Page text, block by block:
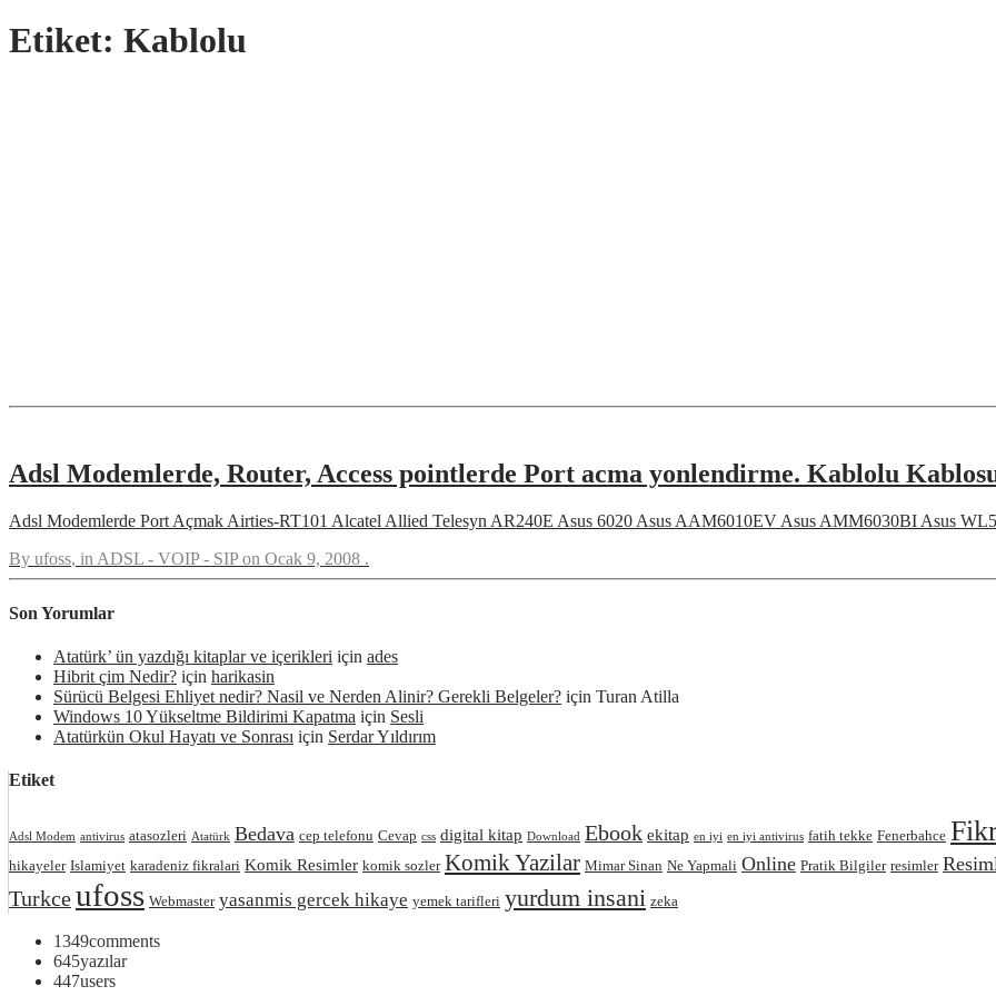
Etiket: Kablolu
Adsl Modemlerde, Router, Access pointlerde Port acma yonlendirme. Kablolu
Adsl Modemlerde Port Açmak Airties-RT101 Alcatel Allied Telesyn AR240E Asus 6020 Asus AAM6010EV Asus AMM6030BI Asus
By ufoss, in ADSL - VOIP - SIPon Ocak 9, 2008 .
Son Yorumlar
Atatürk’ ün yazdığı kitaplar ve içerikleri için ades
Hibrit çim Nedir? için harikasin
Sürücü Belgesi Ehliyet nedir? Nasil ve Nerden Alinir? Gerekli Belgeler? için Turan Atilla
Windows 10 Yükseltme Bildirimi Kapatma için Sesli
Atatürkün Okul Hayatı ve Sonrası için Serdar Yıldırım
Etiket
Adsl Modem antivirus atasozleri Atatürk Bedava cep telefonu Cevap css digital kitap Download Ebook ekitap en iyi en iyi antivirus fatih tekke Fenerbahce
hikayeler Islamiyet karadeniz fikralari Komik Resimler komik sozler Komik Yazilar Mimar Sinan Ne Yapmali Online Pratik Bilgiler resimler
Turkceufoss Webmaster yasanmis gercek hikaye yemek tarifleri yurdum insani zeka
1349comments
645yazılar
447users